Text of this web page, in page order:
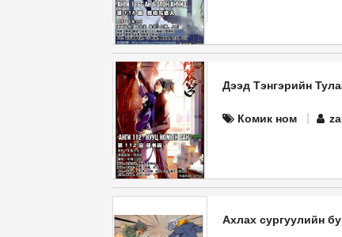
Дээд Тэнгэрийн
Комик ном
Ахлах сургуулийн